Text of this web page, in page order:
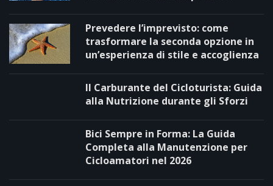
Prevedere l’imprevisto: come
trasformare la seconda opzione in
un’esperienza di stile e accoglienza
Il Carburante del Cicloturista: Guida
alla Nutrizione durante gli Sforzi
Bici Sempre in Forma: La Guida
Completa alla Manutenzione per
Cicloamatori nel 2026